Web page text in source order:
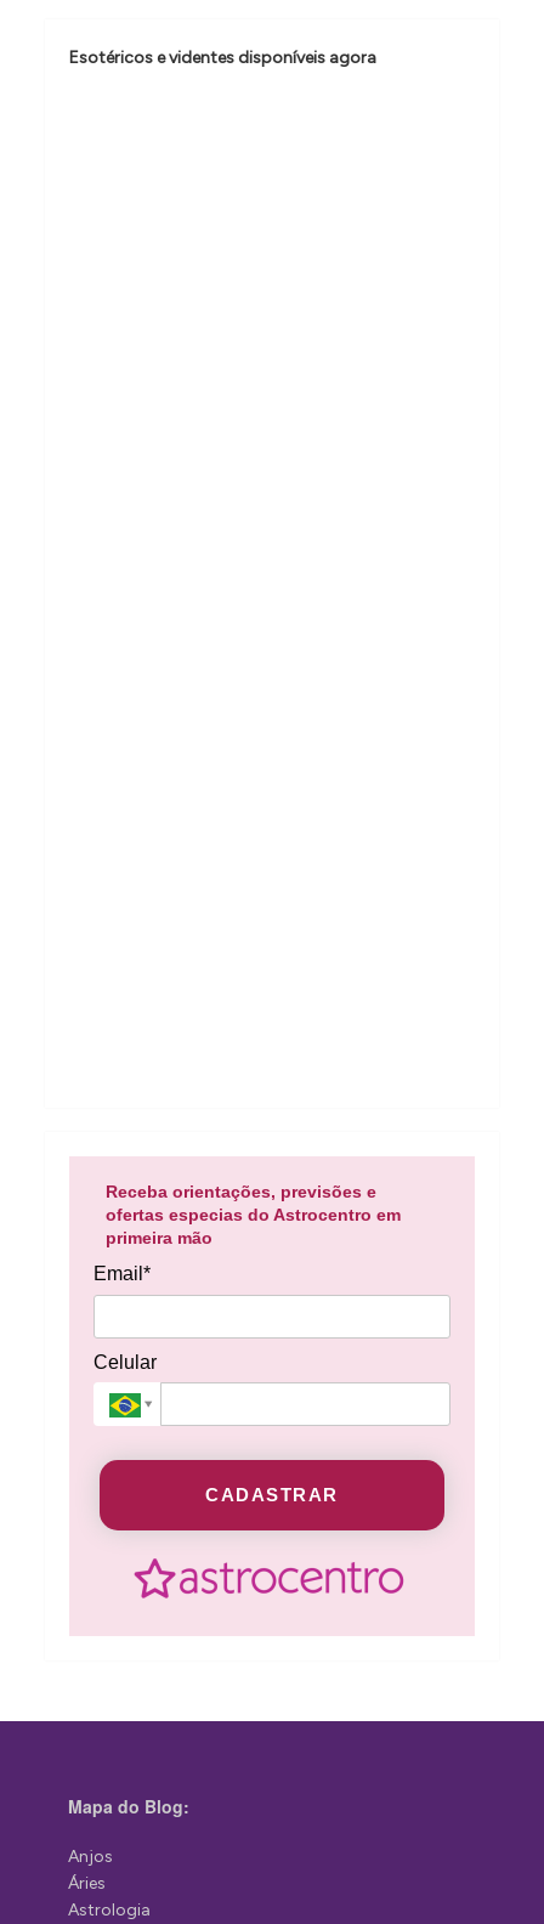
d
Esotéricos e videntes disponíveis agora
Receba orientações, previsões e
ofertas especias do Astrocentro em
primeira mão
Email*
Celular
CADASTRAR
Mapa do Blog:
Anjos
Áries
Astrologia